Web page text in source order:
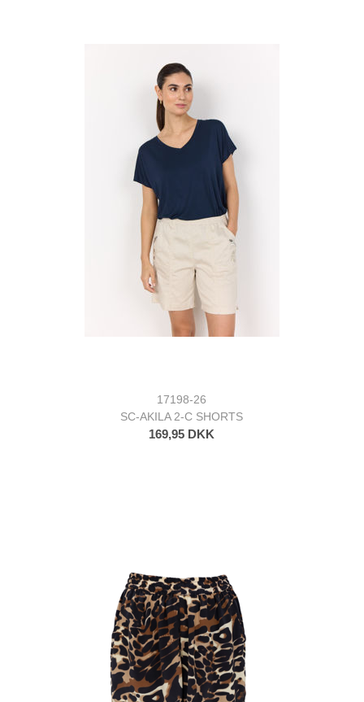
17198-26
SC-AKILA 2-C SHORTS
169,95 DKK